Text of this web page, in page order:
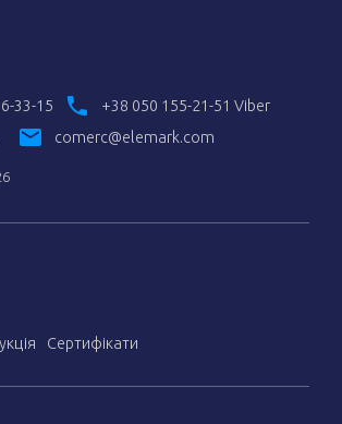
33-15
+38 050 155-21-51 Viber
comerc@elemark.com
Сертифікати